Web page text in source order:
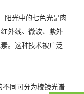
阳光中的七色光是肉
外线、微波、紫外
。这种技术被广泛
不同可分为棱镜光谱